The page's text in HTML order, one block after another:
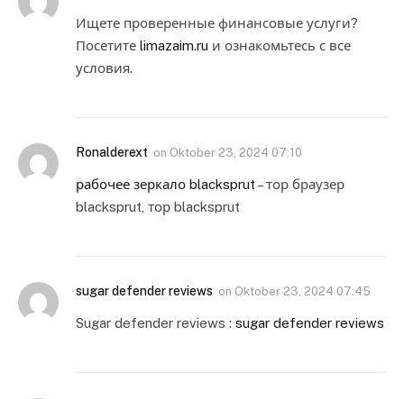
Ищете проверенные финансовые услуги?
Посетите limazaim.ru и ознакомьтесь с все
условия.
Ronalderext on Oktober 23, 2024 07:10
рабочее зеркало blacksprut – тор браузер
blacksprut, тор blacksprut
sugar defender reviews on Oktober 23, 2024 07:45
Sugar defender reviews : sugar defender reviews